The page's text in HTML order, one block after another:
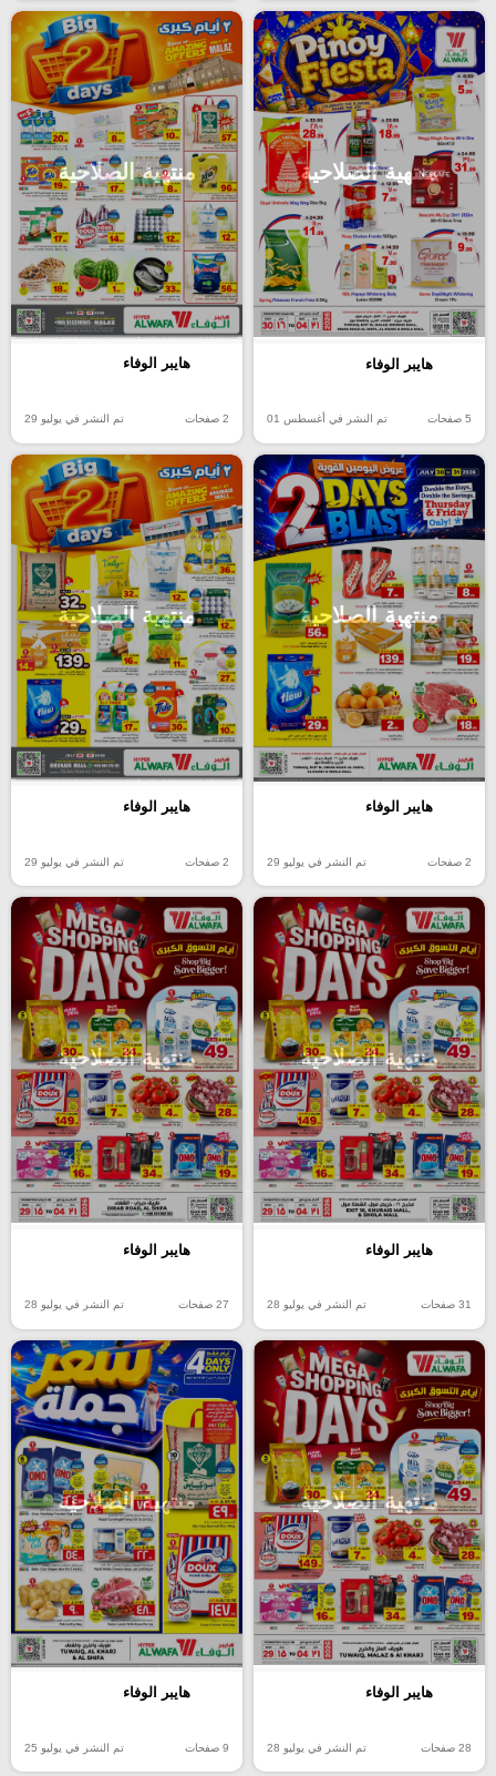
منتهية الصلاحية
هايبر الوفاء
5 صفحات تم النشر في أغسطس 01
منتهية الصلاحية
هايبر الوفاء
2 صفحات تم النشر في يوليو 29
منتهية الصلاحية
هايبر الوفاء
2 صفحات تم النشر في يوليو 29
منتهية الصلاحية
هايبر الوفاء
2 صفحات تم النشر في يوليو 29
منتهية الصلاحية
هايبر الوفاء
31 صفحات تم النشر في يوليو 28
منتهية الصلاحية
هايبر الوفاء
27 صفحات تم النشر في يوليو 28
منتهية الصلاحية
هايبر الوفاء
28 صفحات تم النشر في يوليو 28
منتهية الصلاحية
هايبر الوفاء
9 صفحات تم النشر في يوليو 25